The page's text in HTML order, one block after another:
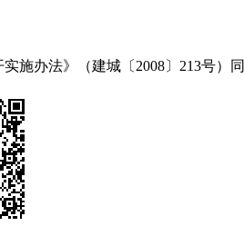
办法》（建城〔2008〕213号）同